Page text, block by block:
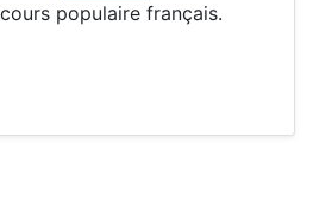
populaire français.